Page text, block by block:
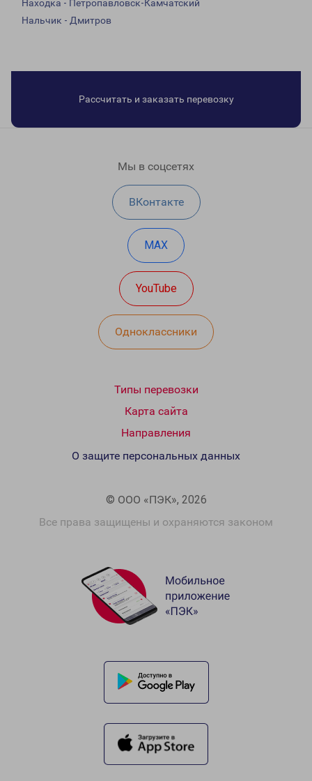
Находка - Петропавловск-Камчатский
Нальчик - Дмитров
Рассчитать и заказать перевозку
Мы в соцсетях
ВКонтакте
MAX
YouTube
Одноклассники
Типы перевозки
Карта сайта
Направления
© ООО «ПЭК», 2026
Все права защищены и охраняются законом
О защите персональных данных